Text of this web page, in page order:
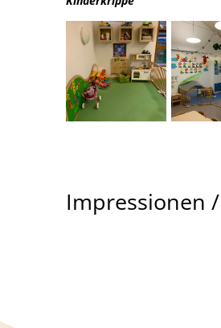
Impressionen